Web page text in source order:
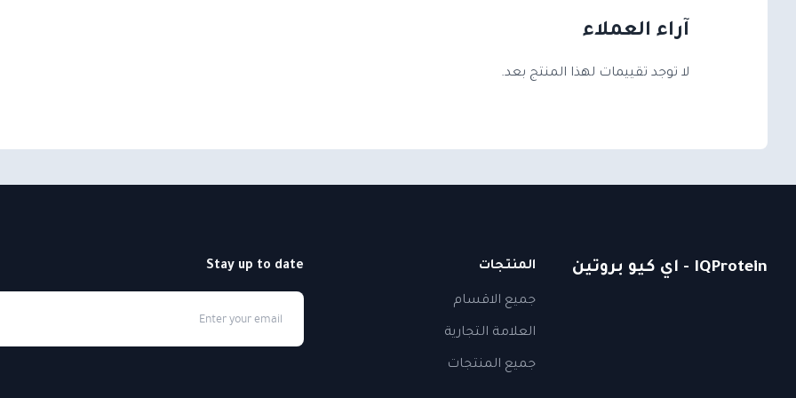
آراء العملاء
لا توجد تقييمات لهذا المنتج بعد.
IQProtein - اي كيو بروتين المنتجات
جميع الاقسام
العلامة التجارية
جميع المنتجات
Stay up to date